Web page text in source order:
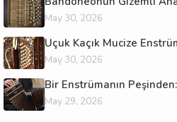
May 30, 2026
Uçuk Kaçık Mucize
May 30, 2026
Bir Enstrümanın
May 29, 2026